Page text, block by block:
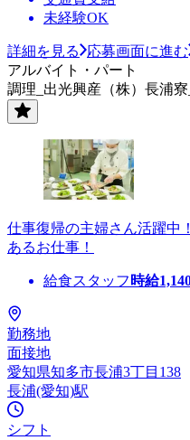
未経験OK
詳細を見る
応募画面に進む
アルバイト・パート
調理_出光興産（株）長浦寮
仕事復帰の主婦さん活躍中
あるお仕事！
給食スタッフ 時給
勤務地
面接地
愛知県知多市長浦3丁目138
長浦(愛知)駅
シフト